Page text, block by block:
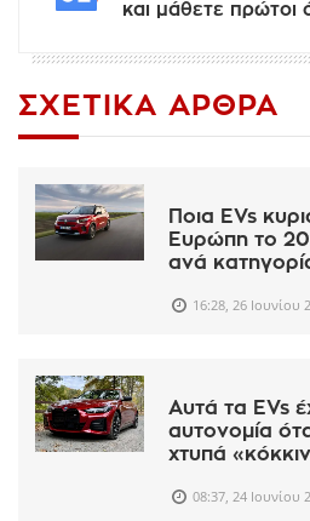
και μάθετε πρώτοι
ΣΧΕΤΙΚΆ ΆΡΘΡΑ
Ποια EVs
Ευρώπη το
ανά
16:28, 26 Ιουνίου
Αυτά τα EVs
αυτονομία
χτυπά
08:37, 24 Ιουνίου